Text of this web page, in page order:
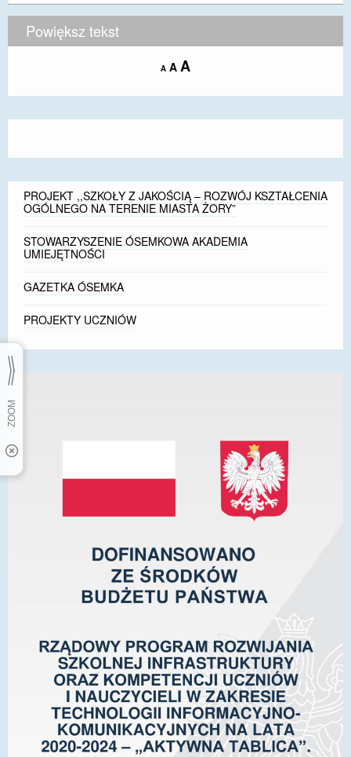
Powiększ tekst
A Decrease
size.
A Reset
size.
AIncrease
size.
PROJEKT ,,SZKOŁY Z JAKOŚCIĄ – ROZWÓJ KSZTAŁCENIA
OGÓLNEGO NA TERENIE MIASTA ŻORY”
STOWARZYSZENIE ÓSEMKOWA AKADEMIA
UMIEJĘTNOŚCI
GAZETKA ÓSEMKA
PROJEKTY UCZNIÓW